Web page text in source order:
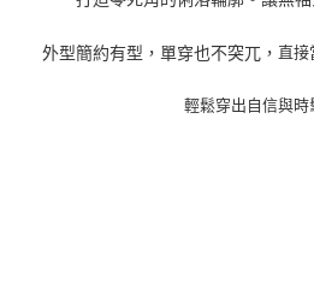
外型簡約有型，單穿也不突兀， 直接
輕鬆穿出自信與時